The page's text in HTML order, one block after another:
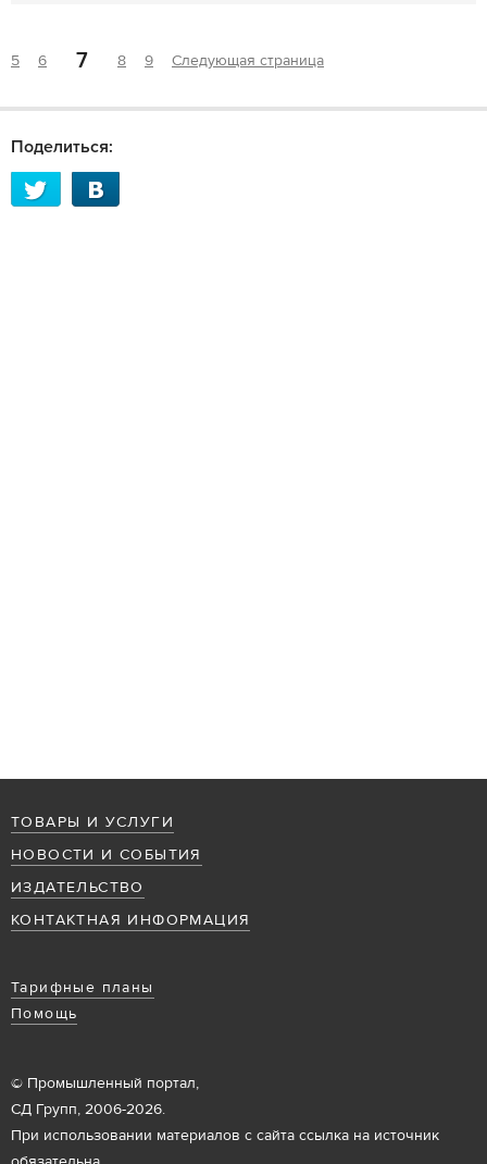
5 6 7 8 9 Следующая страница
Поделиться:
ТОВАРЫ И УСЛУГИ
НОВОСТИ И СОБЫТИЯ
ИЗДАТЕЛЬСТВО
КОНТАКТНАЯ ИНФОРМАЦИЯ
Тарифные планы
Помощь
© Промышленный портал,
СД Групп, 2006-2026.
При использовании материалов с сайта ссылка на источник